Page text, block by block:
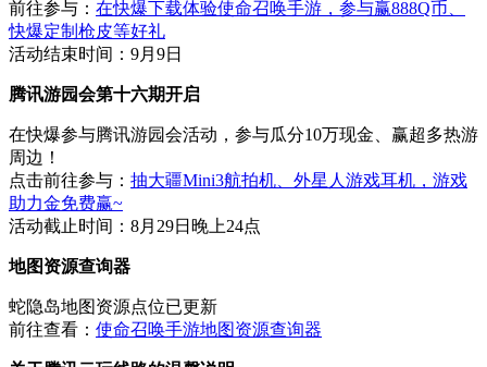
前往参与： 在快爆下载体验使命召唤手游，参与赢888Q币、
快爆定制枪皮等好礼
活动结束时间：9月9日
腾讯游园会第十六期开启
在快爆参与腾讯游园会活动，参与瓜分10万现金、赢超多热游
周边！
点击前往参与： 抽大疆Mini3航拍机、外星人游戏耳机，游戏
助力金免费赢~
活动截止时间：8月29日晚上24点
地图资源查询器
蛇隐岛地图资源点位已更新
前往查看： 使命召唤手游地图资源查询器